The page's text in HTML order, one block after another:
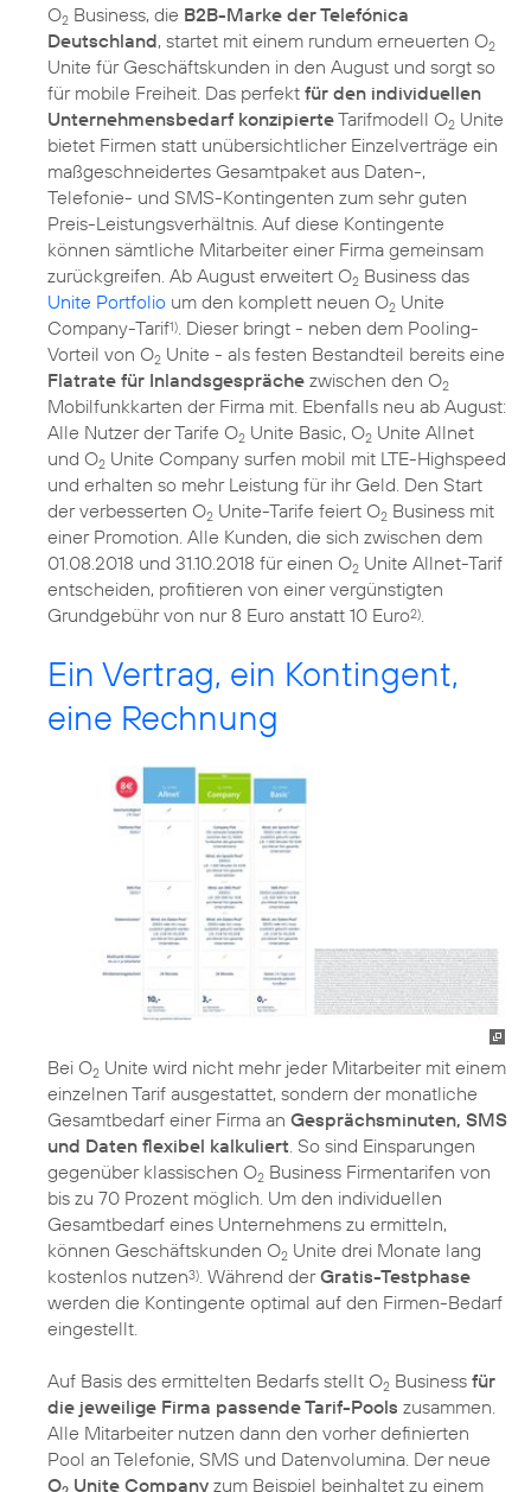
O2 Business, die B2B-Marke der Telefónica
Deutschland, startet mit einem rundum erneuerten O2
Unite für Geschäftskunden in den August und sorgt so
für mobile Freiheit. Das perfekt für den individuellen
Unternehmensbedarf konzipierteTarifmodell O2 Unite
bietet Firmen statt unübersichtlicher Einzelverträge ein
maßgeschneidertes Gesamtpaket aus Daten-,
Telefonie- und SMS-Kontingenten zum sehr guten
Preis-Leistungsverhältnis. Auf diese Kontingente
können sämtliche Mitarbeiter einer Firma gemeinsam
zurückgreifen. Ab August erweitert O2 Business das
Unite Portfolio um den komplett neuen O2 Unite
Company-Tarif1) . Dieser bringt - neben dem Pooling-
Vorteil von O2 Unite - als festen Bestandteil bereits eine
Flatrate für Inlandsgespräche zwischen den O2
Mobilfunkkarten der Firma mit. Ebenfalls neu ab August:
Alle Nutzer der Tarife O2 Unite Basic, O2 Unite Allnet
und O2 Unite Company surfen mobil mit LTE-Highspeed
und erhalten so mehr Leistung für ihr Geld. Den Start
der verbesserten O2 Unite-Tarife feiert O2 Business mit
einer Promotion. Alle Kunden, die sich zwischen dem
01.08.2018 und 31.10.2018 für einen O2 Unite Allnet-Tarif
entscheiden, profitieren von einer vergünstigten
Grundgebühr von nur 8 Euro anstatt 10 Euro2)
Ein Vertrag, ein Kontingent,
eine Rechnung
Bei O2 Unite wird nicht mehr jeder Mitarbeiter mit einem
einzelnen Tarif ausgestattet, sondern der monatliche
Gesamtbedarf einer Firma an Gesprächsminuten, SMS
und Daten flexibel kalkuliert. So sind Einsparungen
gegenüber klassischen O2 Business Firmentarifen von
bis zu 70 Prozent möglich. Um den individuellen
Gesamtbedarf eines Unternehmens zu ermitteln,
können Geschäftskunden O2 Unite drei Monate lang
kostenlos nutzen3). Während derGratis-Testphase
werden die Kontingente optimal auf den Firmen-Bedarf
eingestellt.
Auf Basis des ermittelten Bedarfs stellt O2 Business für
die jeweilige Firma passende Tarif-Pools zusammen.
Alle Mitarbeiter nutzen dann den vorher definierten
Pool an Telefonie, SMS und Datenvolumina. Der neue
O Unite Company zum Beispiel beinhaltet zu einem